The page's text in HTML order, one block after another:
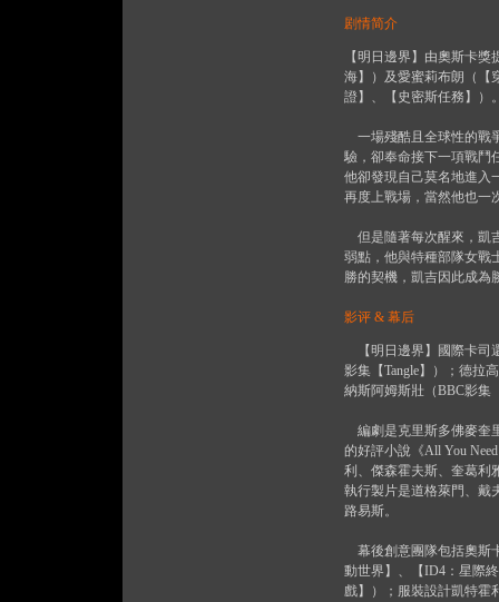
剧情简介
【明日邊界】由奧斯卡
海】）及愛蜜莉布朗（【
證】、【史密斯任務】）
一場殘酷且全球性的戰
驗，卻奉命接下一項戰鬥
他卻發現自己莫名地進入
再度上戰場，當然他也一
但是隨著每次醒來，凱
弱點，他與特種部隊女戰
勝的契機，凱吉因此成為
影评 & 幕后
【明日邊界】國際卡司
影集【Tangle】）；德拉
納斯阿姆斯壯（BBC影集
編劇是克里斯多佛麥奎
的好評小說《All You
利、傑森霍夫斯、奎葛利
執行製片是道格萊門、戴
路易斯。
幕後創意團隊包括奧斯
動世界】、【ID4：星際
戲】）；服裝設計凱特霍